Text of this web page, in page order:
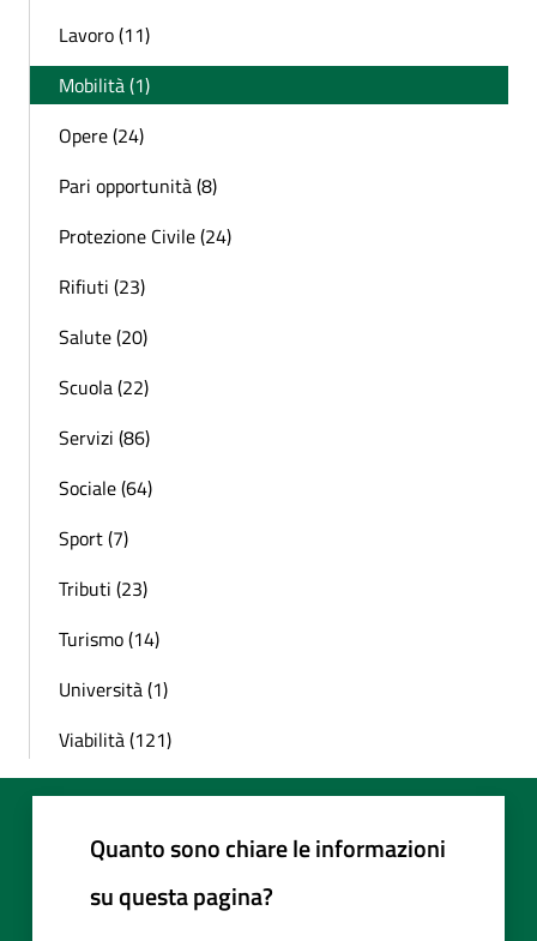
Lavoro (11)
Mobilità (1)
Opere (24)
Pari opportunità (8)
Protezione Civile (24)
Rifiuti (23)
Salute (20)
Scuola (22)
Servizi (86)
Sociale (64)
Sport (7)
Tributi (23)
Turismo (14)
Università (1)
Viabilità (121)
Quanto sono chiare le informazioni
su questa pagina?